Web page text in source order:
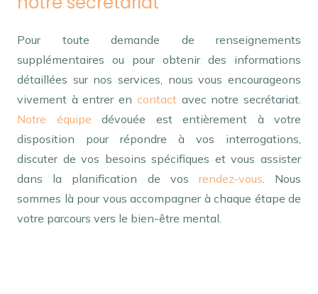
Pour toute demande de renseignements
supplémentaires ou pour obtenir des informations
détaillées sur nos services, nous vous encourageons
vivement à entrer en contactavec notre secrétariat.
Notre équipe dévouée est entièrement à votre
disposition pour répondre à vos interrogations,
discuter de vos besoins spécifiques et vous assister
dans la planification de vos rendez-vous. Nous
sommes là pour vous accompagner à chaque étape de
votre parcours vers le bien-être mental.